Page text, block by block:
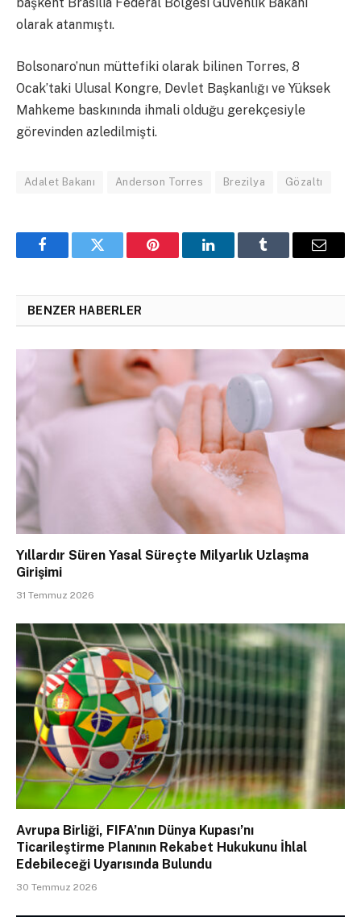
başkent Brasilia Federal Bölgesi Güvenlik Bakanı
olarak atanmıştı.
Bolsonaro’nun müttefiki olarak bilinen Torres, 8
Ocak’taki Ulusal Kongre, Devlet Başkanlığı ve Yüksek
Mahkeme baskınında ihmali olduğu gerekçesiyle
görevinden azledilmişti.
Adalet Bakanı Anderson Torres Brezilya Gözaltı
FacebookTwitter Pinterest LinkedInTumblr Email
BENZER HABERLER
Yıllardır Süren Yasal Süreçte Milyarlık Uzlaşma
Girişimi
31 Temmuz 2026
Avrupa Birliği, FIFA’nın Dünya Kupası’nı
Ticarileştirme Planının Rekabet Hukukunu İhlal
Edebileceği Uyarısında Bulundu
30 Temmuz 2026